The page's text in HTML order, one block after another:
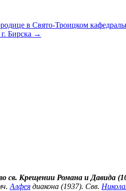
в Свято-Троицком
Бирска →
св. Крещении Романа и Давида
Алфея диакона (1937). Свв.